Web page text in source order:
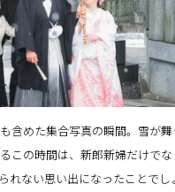
含めた集合写真の瞬間。雪が
この時間は、新郎新婦だけで
れない思い出になったことでし